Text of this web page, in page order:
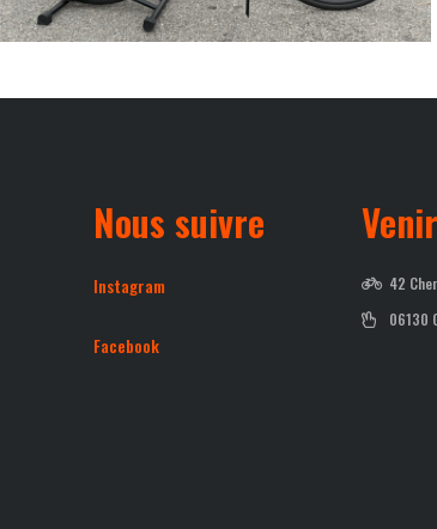
Nous suivre
Instagram
Facebook
42
06130